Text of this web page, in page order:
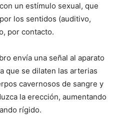
un estímulo sexual, que
los sentidos (auditivo,
por contacto.
envía una señal al aparato
que se dilaten las arterias
cavernosos de sangre y
la erección, aumentando
rígido.